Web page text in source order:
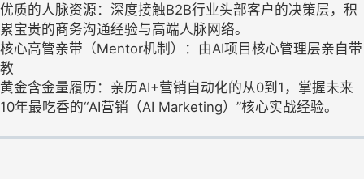
优质的人脉资源：深度接触B2B行业头部客户的决策层，积
累宝贵的商务沟通经验与高端人脉网络。
核心高管亲带（Mentor机制）：由AI项目核心管理层亲自带
教
黄金含金量履历：亲历AI+营销自动化的从0到1，掌握未来
10年最吃香的“AI营销（AI Marketing）”核心实战经验。